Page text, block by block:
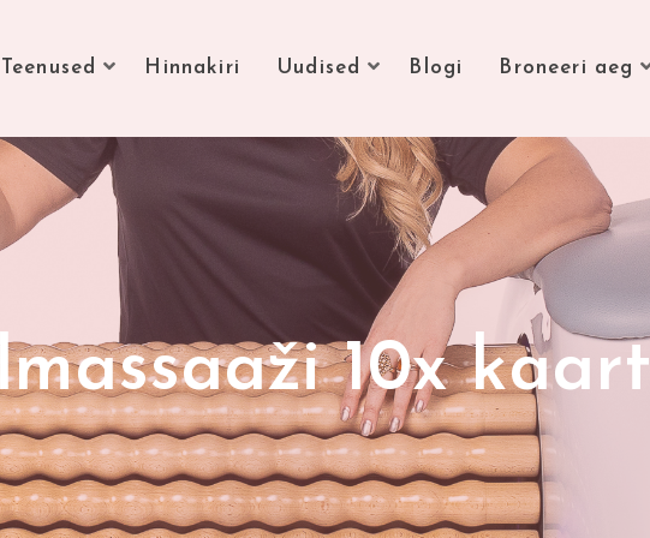
Teenused Hinnakiri Uudised Blogi Broneeri aeg
10x kaart